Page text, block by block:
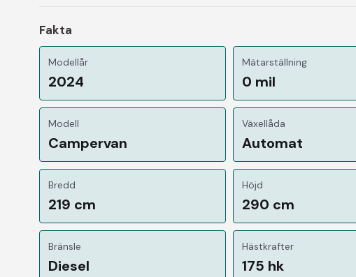
Fakta
Modellår
2024
Mätarställning
0 mil
Modell
Campervan
Växellåda
Automat
Bredd
219 cm
Höjd
290 cm
Bränsle
Diesel
Hästkrafter
175 hk